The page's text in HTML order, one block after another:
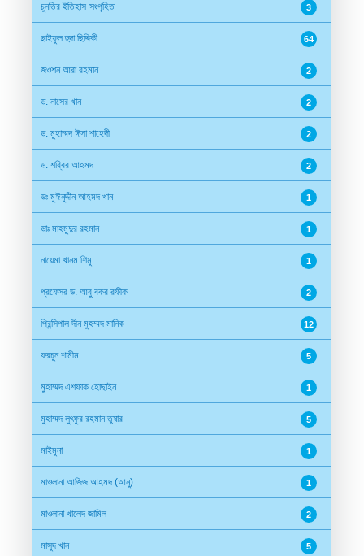
চুনতির ইতিহাস-সংগৃহিত 3
ছাইফুল হুদা ছিদ্দিকী 64
জওশন আরা রহমান 2
ড. নাসের খান 2
ড. মুহাম্মদ ঈসা শাহেদী 2
ড. শব্বির আহমদ 2
ডঃ মুঈনুদ্দীন আহমদ খান 1
ডাঃ মাহমুদুর রহমান 1
নায়েমা খানম শিমু 1
প্রফেসর ড. আবু বকর রফীক 2
প্রিন্সিপাল দীন মুহম্মদ মানিক 12
ফরচুন শামীম 5
মুহাম্মদ এশফাক হোছাইন 1
মুহাম্মদ লুৎফুর রহমান তুষার 5
মাইমুনা 1
মাওলানা আজিজ আহমদ (আনু) 1
মাওলানা খালেদ জামিল 2
মাসুদ খান 5